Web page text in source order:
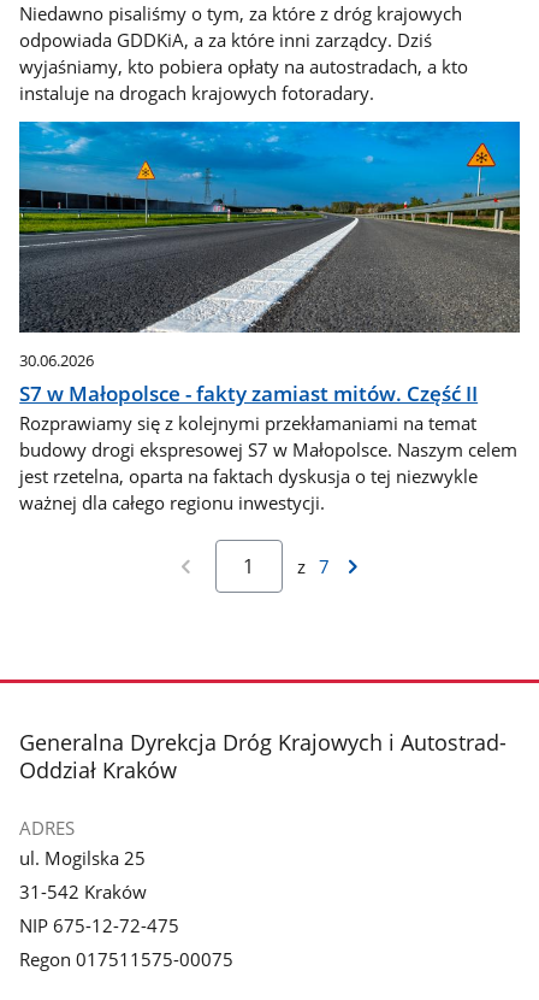
Niedawno pisaliśmy o tym, za które z dróg krajowych
odpowiada GDDKiA, a za które inni zarządcy. Dziś
wyjaśniamy, kto pobiera opłaty na autostradach, a kto
instaluje na drogach krajowych fotoradary.
30.06.2026
S7 w Małopolsce - fakty zamiast mitów. Część II
Rozprawiamy się z kolejnymi przekłamaniami na temat
budowy drogi ekspresowej S7 w Małopolsce. Naszym celem
jest rzetelna, oparta na faktach dyskusja o tej niezwykle
ważnej dla całego regionu inwestycji.
z 7
stopka
Generalna Dyrekcja Dróg Krajowych i Autostrad-
Oddział Kraków
ADRES
ul. Mogilska 25
31-542 Kraków
NIP 675-12-72-475
Regon 017511575-00075